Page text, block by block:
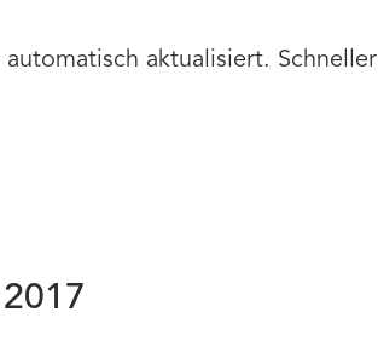
aktualisiert. Schneller